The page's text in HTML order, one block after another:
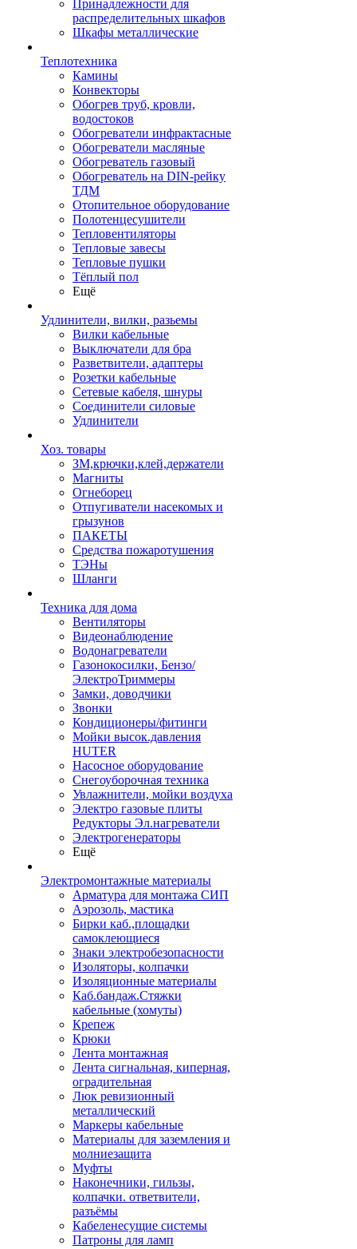
Принадлежности для
распределительных шкафов
Шкафы металлические
Теплотехника
Камины
Конвекторы
Обогрев труб, кровли,
водостоков
Обогреватели инфрактасные
Обогреватели масляные
Обогреватель газовый
Обогреватель на DIN-рейку
ТДМ
Отопительное оборудование
Полотенцесушители
Тепловентиляторы
Тепловые завесы
Тепловые пушки
Тёплый пол
Ещё
Удлинители, вилки, разьемы
Вилки кабельные
Выключатели для бра
Разветвители, адаптеры
Розетки кабельные
Сетевые кабеля, шнуры
Соединители силовые
Удлинители
Хоз. товары
ЗМ,крючки,клей,держатели
Магниты
Огнеборец
Отпугиватели насекомых и
грызунов
ПАКЕТЫ
Средства пожаротушения
ТЭНы
Шланги
Техника для дома
Вентиляторы
Видеонаблюдение
Водонагреватели
Газонокосилки, Бензо/
ЭлектроТриммеры
Замки, доводчики
Звонки
Кондиционеры/фитинги
Мойки высок.давления
HUTER
Насосное оборудование
Снегоуборочная техника
Увлажнители, мойки воздуха
Электро газовые плиты
Редукторы Эл.нагреватели
Электрогенераторы
Ещё
Электромонтажные материалы
Арматура для монтажа СИП
Аэрозоль, мастика
Бирки каб.,площадки
самоклеющиеся
Знаки электробезопасности
Изоляторы, колпачки
Изоляционные материалы
Каб.бандаж.Стяжки
кабельные (хомуты)
Крепеж
Крюки
Лента монтажная
Лента сигнальная, киперная,
оградительная
Люк ревизионный
металлический
Маркеры кабельные
Материалы для заземления и
молниезащита
Муфты
Наконечники, гильзы,
колпачки. ответвители,
разъёмы
Кабеленесущие системы
Патроны для ламп